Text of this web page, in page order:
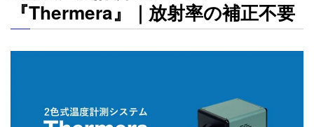
『Thermera』｜放射率の補正不要